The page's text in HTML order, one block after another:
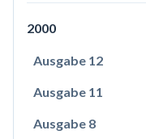
2000
Ausgabe 12
Ausgabe 11
Ausgabe 8